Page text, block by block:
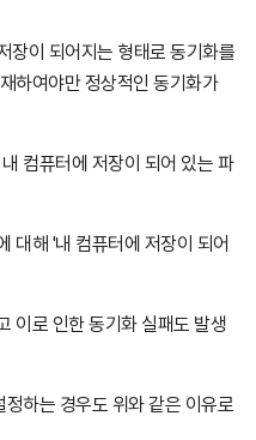
장이 되어지는 형태로 동기화를
하여야만 정상적인 동기화가
컴퓨터에 저장이 되어 있는 파
대해 '내 컴퓨터에 저장이 되어
이로 인한 동기화 실패도 발생
하는 경우도 위와 같은 이유로